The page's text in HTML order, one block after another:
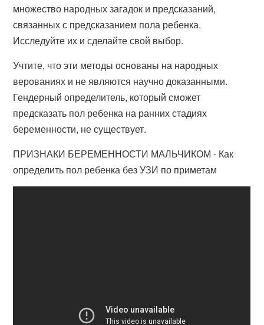
множество народных загадок и предсказаний,
связанных с предсказанием пола ребенка.
Исследуйте их и сделайте свой выбор.
Учтите, что эти методы основаны на народных
верованиях и не являются научно доказанными.
Гендерный определитель, который сможет
предсказать пол ребенка на ранних стадиях
беременности, не существует.
ПРИЗНАКИ БЕРЕМЕННОСТИ МАЛЬЧИКОМ - Как
определить пол ребенка без УЗИ по приметам